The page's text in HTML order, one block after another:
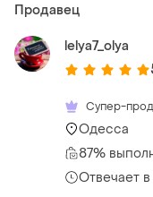
Продавец
lelya7_olya
Супер-
Одесса
87%
Отвечает